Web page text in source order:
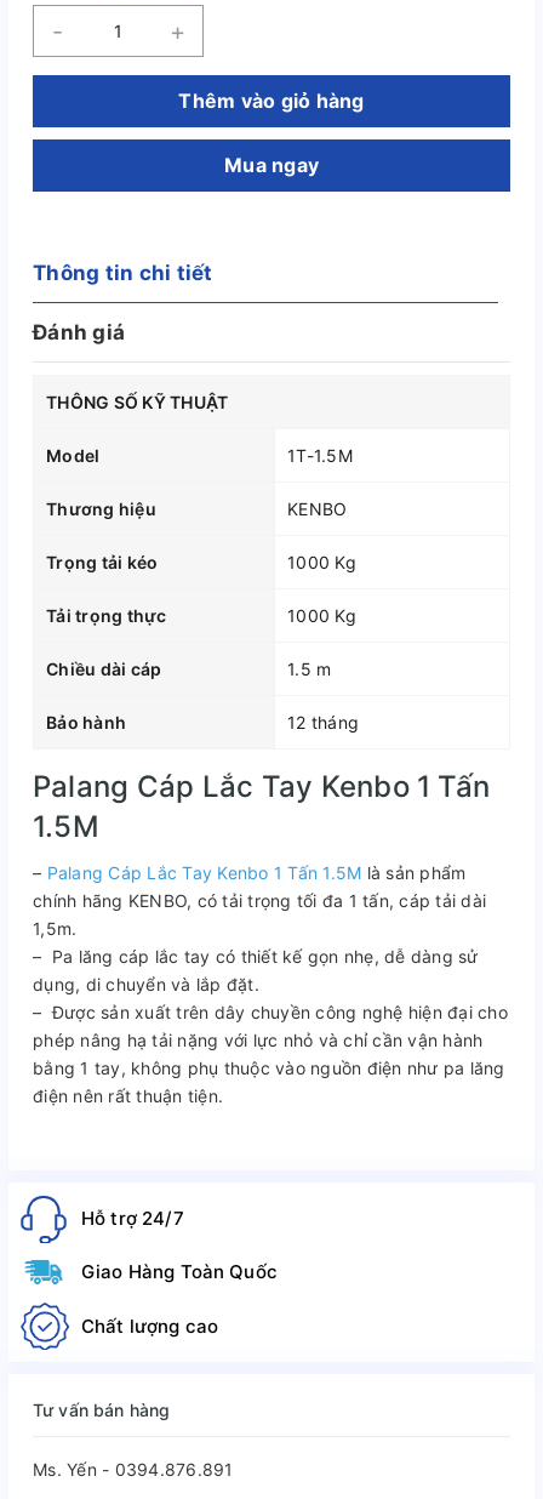
- +
Thêm vào giỏ hàng
Mua ngay
Thông tin chi tiết
Đánh giá
THÔNG SỐ KỸ THUẬT
Model 1T-1.5M
Thương hiệu KENBO
Trọng tải kéo 1000 Kg
Tải trọng thực 1000 Kg
Chiều dài cáp 1.5 m
Bảo hành 12 tháng
Palang Cáp Lắc Tay Kenbo 1 Tấn
1.5M
– Palang Cáp Lắc Tay Kenbo 1 Tấn 1.5M là sản phẩm
chính hãng KENBO, có tải trọng tối đa 1 tấn, cáp tải dài
1,5m.
– Pa lăng cáp lắc tay có thiết kế gọn nhẹ, dễ dàng sử
dụng, di chuyển và lắp đặt.
– Được sản xuất trên dây chuyền công nghệ hiện đại cho
phép nâng hạ tải nặng với lực nhỏ và chỉ cần vận hành
bằng 1 tay, không phụ thuộc vào nguồn điện như pa lăng
điện nên rất thuận tiện.
Hỗ trợ 24/7
Giao Hàng Toàn Quốc
Chất lượng cao
Tư vấn bán hàng
Ms. Yến - 0394.876.891